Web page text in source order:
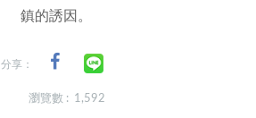
鎮的誘因。
分享：
瀏覽數 : 1,592